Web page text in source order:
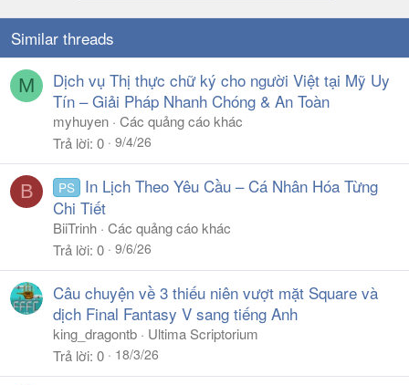
Similar threads
M
Dịch vụ Thị thực chữ ký cho người Việt tại Mỹ Uy
Tín – Giải Pháp Nhanh Chóng & An Toàn
myhuyen Các quảng cáo khác
Trả lời 0 9/4/26
B PS
In Lịch Theo Yêu Cầu – Cá Nhân Hóa Từng
Chi Tiết
BiiTrinh Các quảng cáo khác
Trả lời 0 9/6/26
Câu chuyện về 3 thiếu niên vượt mặt Square và
dịch Final Fantasy V sang tiếng Anh
king_dragontb
Ultima Scriptorium
Trả lời 0 18/3/26